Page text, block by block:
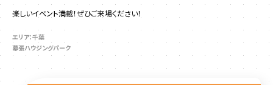
楽しいイベント満載！ぜひご来場ください！
エリア：千葉
幕張ハウジングパーク